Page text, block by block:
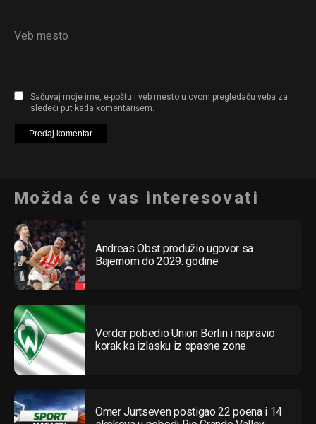
Veb mesto
Sačuvaj moje ime, e-poštu i veb mesto u ovom pregledaču veba za
sledeći put kada komentarišem.
Možda će vas interesovati
Andreas Obst produžio ugovor sa
Bajernom do 2029. godine
Verder pobedio Union Berlin i napravio
korak ka izlasku iz opasne zone
Omer Jurtseven postigao 22 poena i 14